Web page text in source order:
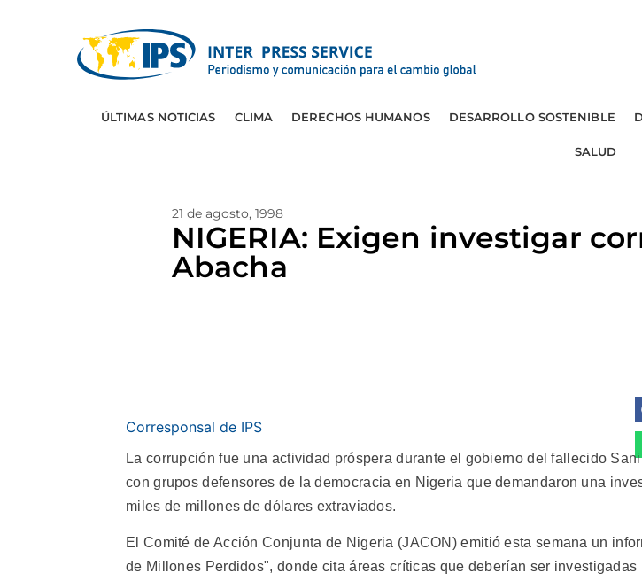
ÚLTIMAS NOTICIAS CLIMA DERECHOS HUMANOS DESARROLLO SOSTENIBLE
SALUD
21 de agosto, 1998
NIGERIA: Exigen investigar
Abacha
Corresponsal de IPS
La corrupción fue una actividad próspera durante el gobierno del fallecido
con grupos defensores de la democracia en Nigeria que demandaron una
miles de millones de dólares extraviados.
El Comité de Acción Conjunta de Nigeria (JACON) emitió esta semana un
de Millones Perdidos", donde cita áreas críticas que deberían ser